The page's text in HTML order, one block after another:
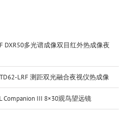
DXR50多光谱成像双目红外热成像夜
LRF 测距双光融合夜视仪热成像
Companion III 8×30观鸟望远镜